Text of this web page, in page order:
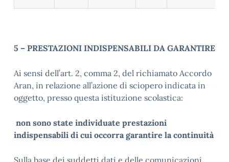
5 – PRESTAZIONI INDISPENSABILI DA GARANTIRE
Ai sensi dell’art. 2, comma 2, del richiamato Accordo
Aran, in relazione all’azione di sciopero indicata in
oggetto, presso questa istituzione scolastica:
non sono state individuate prestazioni
indispensabili di cui occorra garantire la continuità
Sulla base dei suddetti dati e delle comunicazioni